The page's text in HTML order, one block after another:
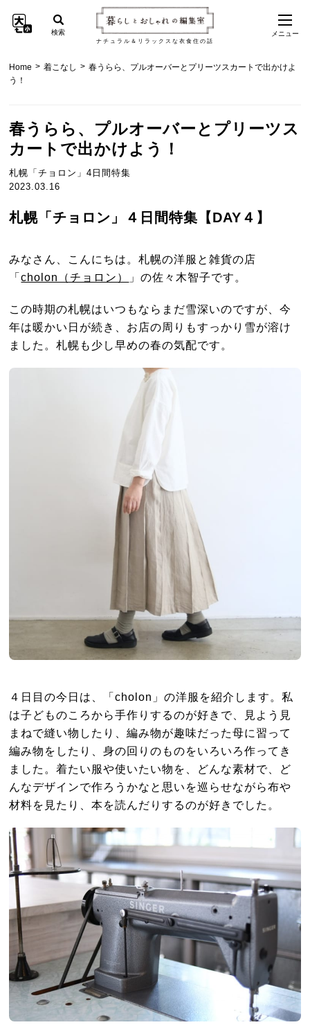
ナチュラル＆リラックスな衣食住の話
検索 メニュー
Home > 着こなし > 春うらら、プルオーバーとプリーツスカートで出かけよ
う！
春うらら、プルオーバーとプリーツス
カートで出かけよう！
札幌「チョロン」4日間特集
2023.03.16
札幌「チョロン」４日間特集【DAY４】
みなさん、こんにちは。札幌の洋服と雑貨の店
「cholon（チョロン） 」の佐々木智子です。
この時期の札幌はいつもならまだ雪深いのですが、今
年は暖かい日が続き、お店の周りもすっかり雪が溶け
ました。札幌も少し早めの春の気配です。
４日目の今日は、「cholon」の洋服を紹介します。私
は子どものころから手作りするのが好きで、見よう見
まねで縫い物したり、編み物が趣味だった母に習って
編み物をしたり、身の回りのものをいろいろ作ってき
ました。着たい服や使いたい物を、どんな素材で、ど
んなデザインで作ろうかなと思いを巡らせながら布や
材料を見たり、本を読んだりするのが好きでした。